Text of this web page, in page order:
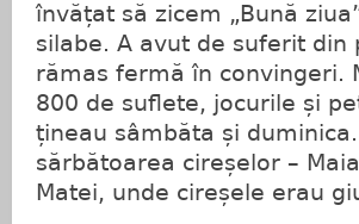
învățat să zicem „Bună
silabe. A avut de suferit
rămas fermă în convingeri.
800 de suflete, jocurile și
țineau sâmbăta și
sărbătoarea cireșelor –
Matei, unde cireșele erau